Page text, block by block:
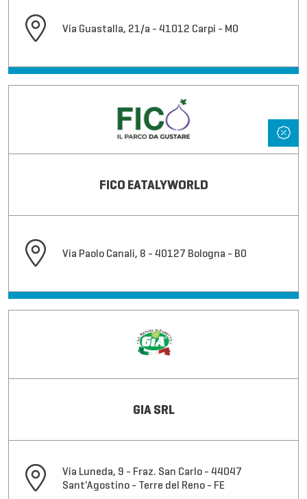
Via Guastalla, 21/a - 41012 Carpi - MO
FICO EATALYWORLD
Via Paolo Canali, 8 - 40127 Bologna - BO
GIA SRL
Via Luneda, 9 - Fraz. San Carlo - 44047
Sant'Agostino - Terre del Reno - FE